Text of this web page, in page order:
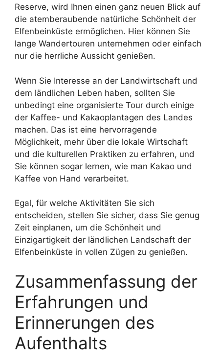
Reserve, wird Ihnen einen ganz neuen Blick auf
die atemberaubende natürliche Schönheit der
Elfenbeinküste ermöglichen. Hier können Sie
lange Wandertouren unternehmen oder einfach
nur die herrliche Aussicht genießen.
Wenn Sie Interesse an der Landwirtschaft und
dem ländlichen Leben haben, sollten Sie
unbedingt eine organisierte Tour durch einige
der Kaffee- und Kakaoplantagen des Landes
machen. Das ist eine hervorragende
Möglichkeit, mehr über die lokale Wirtschaft
und die kulturellen Praktiken zu erfahren, und
Sie können sogar lernen, wie man Kakao und
Kaffee von Hand verarbeitet.
Egal, für welche Aktivitäten Sie sich
entscheiden, stellen Sie sicher, dass Sie genug
Zeit einplanen, um die Schönheit und
Einzigartigkeit der ländlichen Landschaft der
Elfenbeinküste in vollen Zügen zu genießen.
Zusammenfassung der
Erfahrungen und
Erinnerungen des
Aufenthalts